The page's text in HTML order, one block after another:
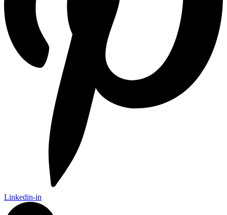
Linkedin-in